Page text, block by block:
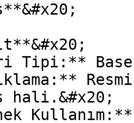
hali.&#x20;